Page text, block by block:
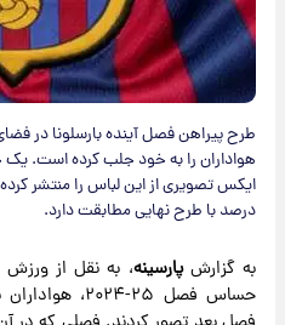
طرح پیراهن فصل آینده بارسلونا در
هواداران را به خود جلب کرده است.
درصد با طرح نهایی مطابقت دارد.
به گزارشپارسینه، به نقل از
حساس فصل ۲۵-